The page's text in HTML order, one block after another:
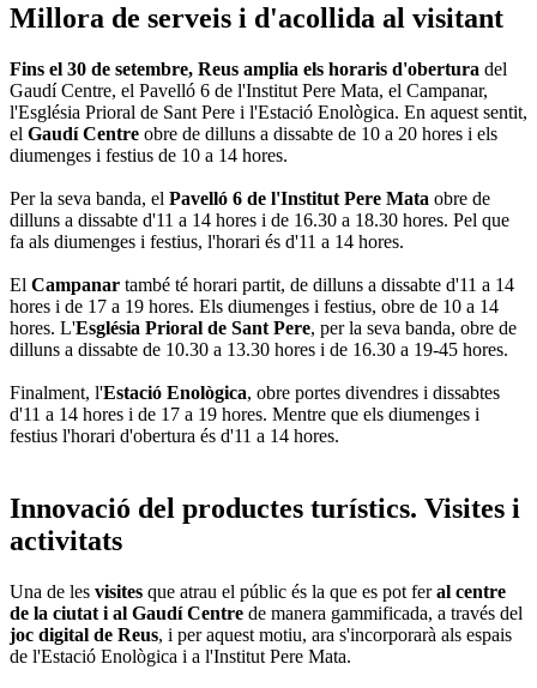
Millora de serveis i d'acollida al visitant
Fins el 30 de setembre, Reus amplia els horaris d'obertura del
Gaudí Centre, el Pavelló 6 de l'Institut Pere Mata, el Campanar,
l'Església Prioral de Sant Pere i l'Estació Enològica. En aquest sentit,
el Gaudí Centre obre de dilluns a dissabte de 10 a 20 hores i els
diumenges i festius de 10 a 14 hores.
Per la seva banda, el Pavelló 6 de l'Institut Pere Mata obre de
dilluns a dissabte d'11 a 14 hores i de 16.30 a 18.30 hores. Pel que
fa als diumenges i festius, l'horari és d'11 a 14 hores.
El Campanar també té horari partit, de dilluns a dissabte d'11 a 14
hores i de 17 a 19 hores. Els diumenges i festius, obre de 10 a 14
hores. L'Església Prioral de Sant Pere, per la seva banda, obre de
dilluns a dissabte de 10.30 a 13.30 hores i de 16.30 a 19-45 hores.
Finalment, l'Estació Enològica, obre portes divendres i dissabtes
d'11 a 14 hores i de 17 a 19 hores. Mentre que els diumenges i
festius l'horari d'obertura és d'11 a 14 hores.
Innovació del productes turístics. Visites i
activitats
Una de les visites que atrau el públic és la que es pot feral centre
de la ciutat i al Gaudí Centre de manera gammificada, a través del
joc digital de Reus, i per aquest motiu, ara s'incorporarà als espais
de l'Estació Enològica i a l'Institut Pere Mata.